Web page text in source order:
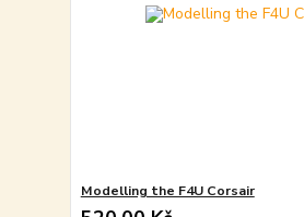
Modelling the F4U Corsair